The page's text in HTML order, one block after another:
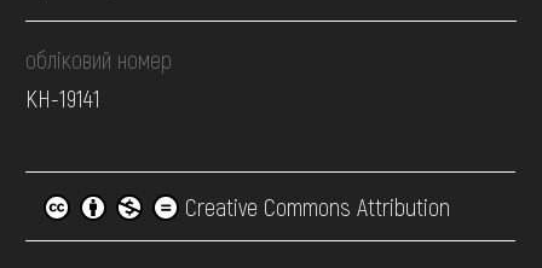
обліковий номер
КН-19141
Creative Commons Attribution